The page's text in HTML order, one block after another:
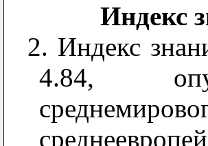
Индекс
2. Индекс
4.84,
с